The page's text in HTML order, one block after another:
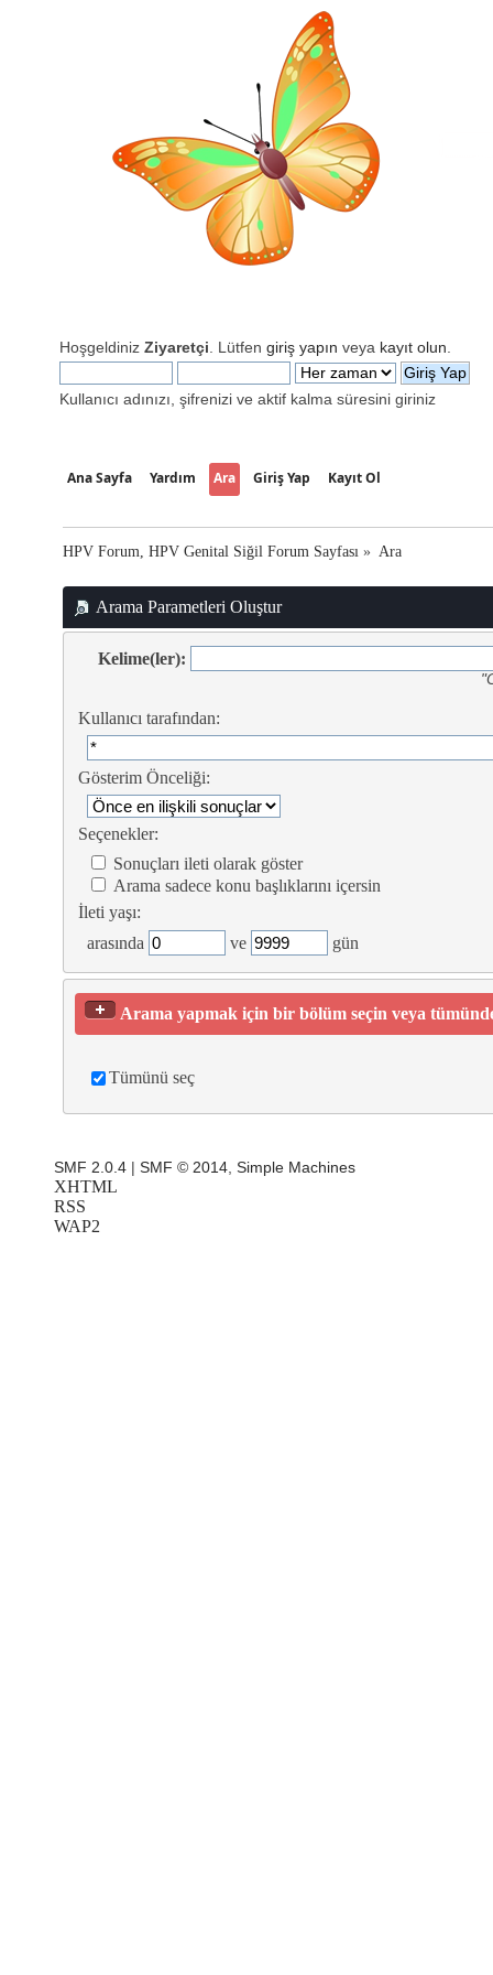
Hoşgeldiniz Ziyaretçi . Lütfen giriş yapın veya kayıt olun
Kullanıcı adınızı, şifrenizi ve aktif kalma süresini giriniz
Ana Sayfa Yardım Ara Giriş Yap Kayıt Ol
HPV Forum, HPV Genital Siğil Forum Sayfası » Ara
Arama Parametleri Oluştur
Kelime(ler):
Kullanıcı tarafından:
Gösterim Önceliği:
Seçenekler:
Sonuçları ileti olarak göster
Arama sadece konu başlıklarını içersin
İleti yaşı:
arasında
ve gün
Arama yapmak için bir bölüm seçin veya
Tümünü seç
SMF 2.0.4 SMF © 2014, Simple Machines
XHTML
RSS
WAP2